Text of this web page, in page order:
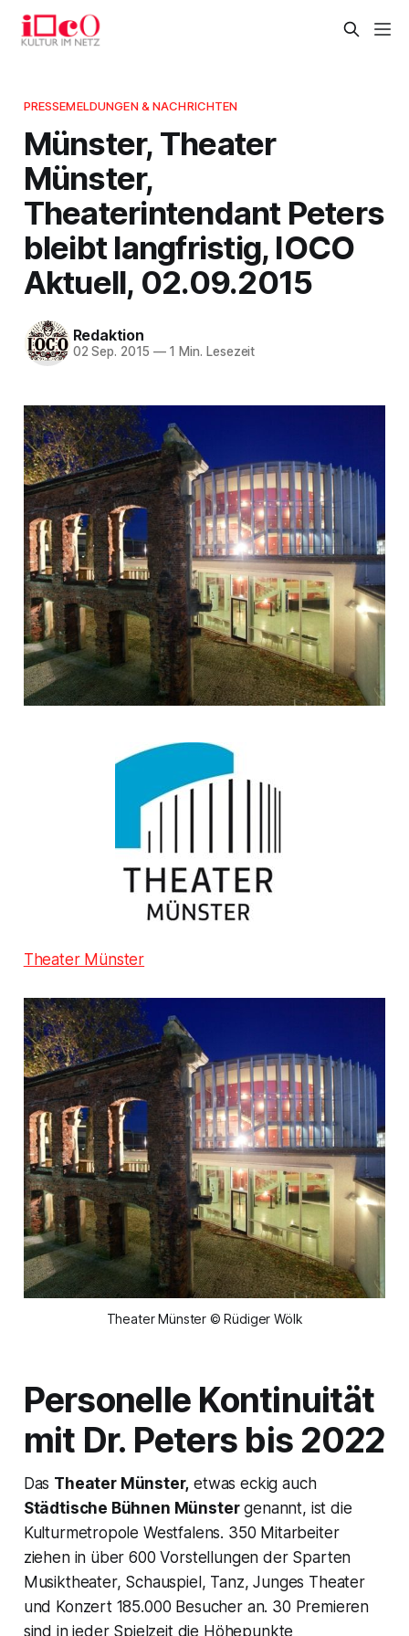
PRESSEMELDUNGEN & NACHRICHTEN
Münster, Theater
Münster,
Theaterintendant Peters
bleibt langfristig, IOCO
Aktuell, 02.09.2015
Redaktion
02 Sep. 2015 —1 Min. Lesezeit
Theater Münster
Theater Münster © Rüdiger Wölk
Personelle Kontinuität
mit Dr. Peters bis 2022
Das Theater Münster, etwas eckig auch
Städtische Bühnen Münstergenannt, ist die
Kulturmetropole Westfalens. 350 Mitarbeiter
ziehen in über 600 Vorstellungen der Sparten
Musiktheater, Schauspiel, Tanz, Junges Theater
und Konzert 185.000 Besucher an. 30 Premieren
sind in jeder Spielzeit die Höhepunkte